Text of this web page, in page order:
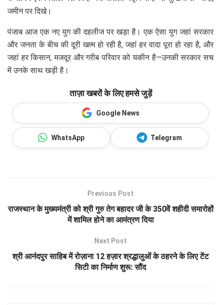
जमीन पर दिखे।
पंजाब आज एक नए युग की दहलीज पर खड़ा है। एक ऐसा युग जहां सरकार
और जनता के बीच की दूरी खत्म हो रही है, जहां हर वादा पूरा हो रहा है, और
जहां हर किसान, मजदूर और गरीब परिवार को यकीन है—उनकी सरकार सच
में उनके साथ खड़ी है।
ताज़ा खबरों के लिए हमसे जुड़ें
Google News
WhatsApp Telegram
Previous Post
राजस्थान के मुख्यमंत्री को श्री गुरु तेग बहादर जी के 350वें शहीदी समारोहों
में शामिल होने का आमंत्रण दिया
Next Post
श्री आनंदपुर साहिब में रोज़ाना 12 हज़ार श्रद्धालुओं के ठहरने के लिए टेंट
सिटी का निर्माण शुरू: सौंद